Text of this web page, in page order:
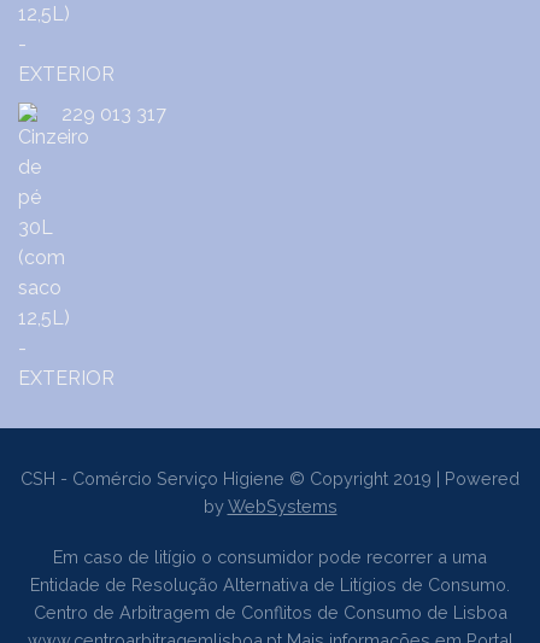
229 013 317
CSH - Comércio Serviço Higiene © Copyright 2019 | Powered
byWebSystems
Em caso de litígio o consumidor pode recorrer a uma
Entidade de Resolução Alternativa de Litígios de Consumo.
Centro de Arbitragem de Conflitos de Consumo de Lisboa